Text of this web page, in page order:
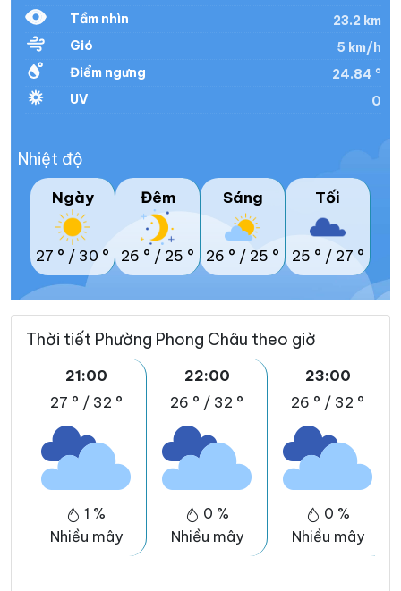
Tầm nhìn
23.2 km
Gió
5 km/h
Điểm ngưng
24.84 °
UV
0
Nhiệt độ
Ngày
27 ° / 30 °
Đêm
26 ° / 25 °
Sáng
26 ° / 25 °
Tối
25 ° / 27 °
Thời tiết Phường Phong Châu theo giờ
21:00
27 ° / 32 °
1 %
Nhiều mây
22:00
26 ° / 32 °
0 %
Nhiều mây
23:00
26 ° / 32 °
0 %
Nhiều mây